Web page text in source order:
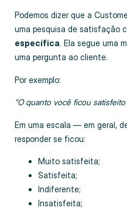
Podemos dizer que a
uma pesquisa de satisfação
específica. Ela segue uma
uma pergunta ao cliente.
Por exemplo:
“O quanto você ficou
Em uma escala — em geral,
responder se ficou:
Muito satisfeita;
Satisfeita;
Indiferente;
Insatisfeita;